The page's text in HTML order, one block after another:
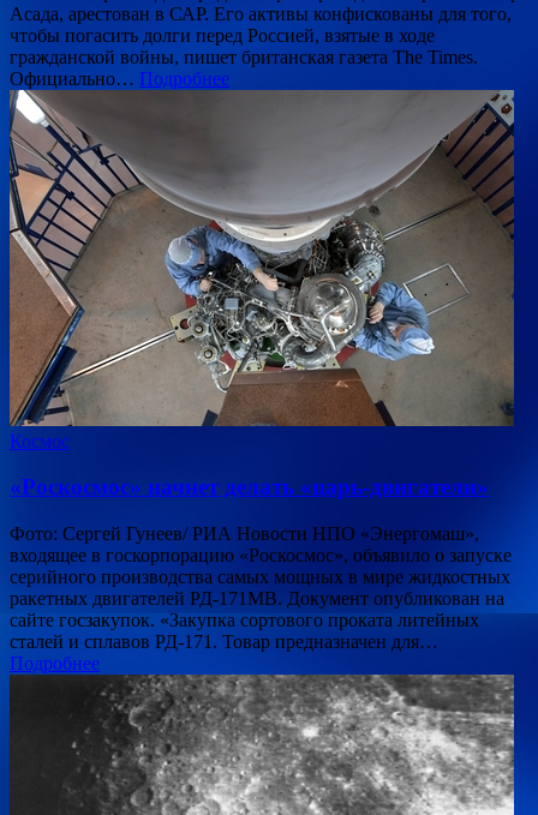
Асада, арестован в САР. Его активы конфискованы для того,
чтобы погасить долги перед Россией, взятые в ходе
гражданской войны, пишет британская газета The Times.
Официально… Подробнее
Космос
«Роскосмос» начнет делать «царь-двигатели»
Фото: Сергей Гунеев/ РИА Новости НПО «Энергомаш»,
входящее в госкорпорацию «Роскосмос», объявило о запуске
серийного производства самых мощных в мире жидкостных
ракетных двигателей РД-171МВ. Документ опубликован на
сайте госзакупок. «Закупка сортового проката литейных
сталей и сплавов РД-171. Товар предназначен для…
Подробнее